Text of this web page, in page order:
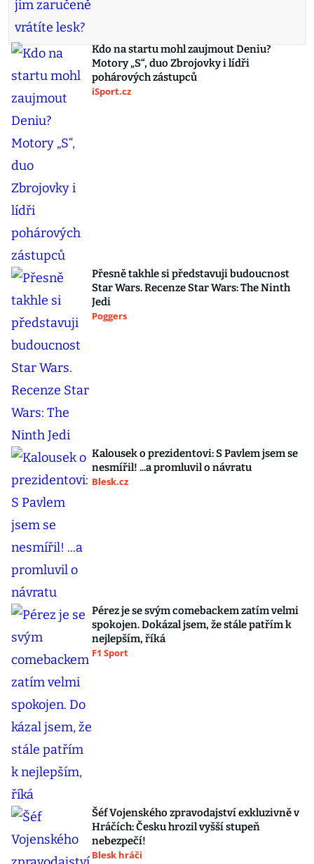
Kdo na startu mohl zaujmout Deniu?
Motory „S“, duo Zbrojovky i lídři
pohárových zástupců
iSport.cz
Přesně takhle si představuji budoucnost
Star Wars. Recenze Star Wars: The Ninth
Jedi
Poggers
Kalousek o prezidentovi: S Pavlem jsem se
nesmířil! ...a promluvil o návratu
Blesk.cz
Pérez je se svým comebackem zatím velmi
spokojen. Dokázal jsem, že stále patřím k
nejlepším, říká
F1 Sport
Šéf Vojenského zpravodajství exkluzivně v
Hráčích: Česku hrozil vyšší stupeň
nebezpečí!
Blesk hráči